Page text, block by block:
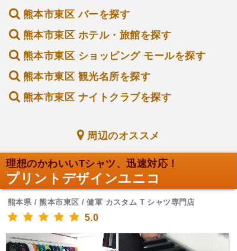
熊本市東区 バーを探す
熊本市東区 ホテル・旅館を探す
熊本市東区 ショッピング モールを探す
熊本市東区 観光名所を探す
熊本市東区 ナイトクラブを探す
周辺のオススメ
理想のかわいいTシャツ、迅速対応！
プリントデザインユニコ
熊本県 / 熊本市東区 / 健軍 カスタム T シャツ専門店
5.0